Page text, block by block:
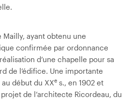
Mailly, ayant obtenu une
confirmée par ordonnance
d’une chapelle pour sa
de l’édifice. Une importante
début du XXe s., en 1902 et
projet de l’architecte Ricordeau, du